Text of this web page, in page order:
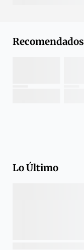
Recomendados
Lo Último